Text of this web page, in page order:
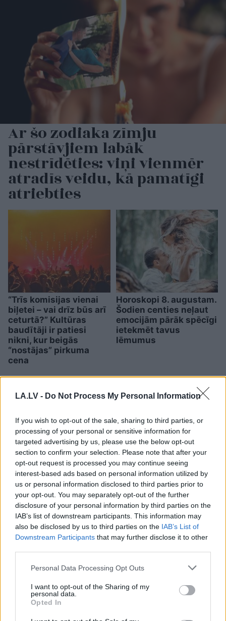
LA.LV - Do Not Process My Personal Information
If you wish to opt-out of the sale, sharing to third parties, or
processing of your personal or sensitive information for
targeted advertising by us, please use the below opt-out
section to confirm your selection. Please note that after your
opt-out request is processed you may continue seeing
interest-based ads based on personal information utilized by
us or personal information disclosed to third parties prior to
your opt-out. You may separately opt-out of the further
disclosure of your personal information by third parties on the
IAB’s list of downstream participants. This information may
also be disclosed by us to third parties on the IAB’s List of
Downstream Participants that may further disclose it to other
Please note that this website/app uses one or more Google
not limited to your visit or usage behaviour. You may click to
grant or deny consent to Google and its third-party tags to
use your data for below specified purposes in below Google
consent section.
Personal Data Processing Opt Outs
I want to opt-out of the Sharing of my
personal data.
Opted In
Ar šo zodiaka zīmju
pārstāvjiem labāk
nestrīdēties: viņi vienmēr
atradīs veidu, kā pamatīgi
atriebties
“Trīs komisijas vienai
biļetei – vai drīz būs arī
ceturtā?” Kultūras
baudītāji ir patiesi
nikni, kur beigās
“nostājas” pirkuma
cena
Horoskopi 8. augustam.
Šodien centies neļaut
emocijām pārāk spēcīgi
ietekmēt tavus
lēmumus
Latviešu varēšanai atkal
jauns pierādījums – mūsu
pētnieks izstrādājis
vakcīnu pret Laimas
slimību